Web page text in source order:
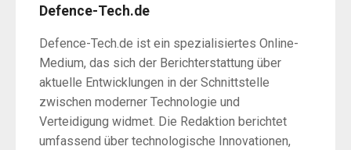
Defence-Tech.de
Defence-Tech.de ist ein spezialisiertes Online-
Medium, das sich der Berichterstattung über
aktuelle Entwicklungen in der Schnittstelle
zwischen moderner Technologie und
Verteidigung widmet. Die Redaktion berichtet
umfassend über technologische Innovationen,